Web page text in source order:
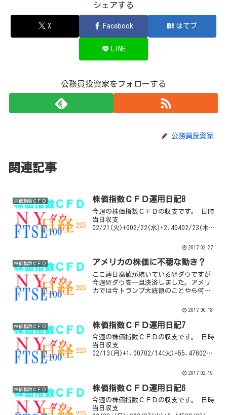
シェアする
X Facebook はてブ
LINE
公務員投資家をフォローする
公務員投資家
関連記事
株価指数ＣＦＤ 株価指数ＣＦＤ運用日記8
今週の株価指数ＣＦＤの収支です。 日時
当日収支
02/21(火)+002/22(水)+2,40402/23(木)-
し、今週はNYダウが一度調整のために値
下がりすると見て売りポジションを持っ
てみ...
2017.02.27
株価指数ＣＦＤ アメリカの株価に不穏な動き？
ここ連日高値が続いているNYダウですが
今週NYダウを一旦決済しました。アメリ
カでは今トランプ大統領のことやら何や
んなに高値が続いていると何かあるので
の趣旨であるほったら...
2017.06.18
株価指数ＣＦＤ 株価指数ＣＦＤ運用日記7
今週の株価指数ＣＦＤの収支です。 日時
当日収支
02/13(月)+1,00702/14(火)+55,47602/1
週はついにNYダウを決済していまいまし
2017.02.19
株価指数ＣＦＤ 株価指数ＣＦＤ運用日記6
今週の株価指数ＣＦＤの収支です。 日時
当日収支